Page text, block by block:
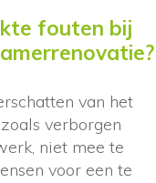
fouten bij
van het
verborgen
niet mee te
voor een te